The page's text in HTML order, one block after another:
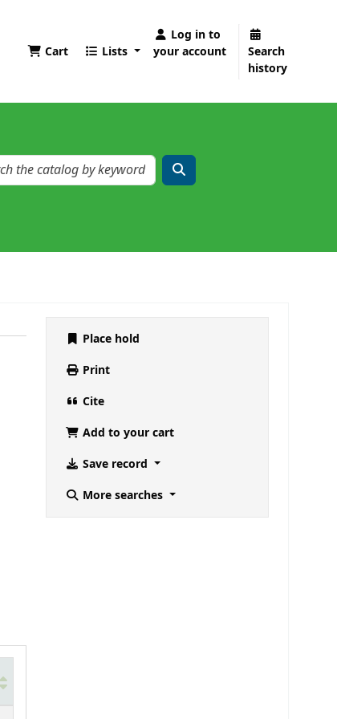
Cart Lists
Log in to
your account
Search
history
Place hold
Print
Cite
Add to your cart
Save record
More searches